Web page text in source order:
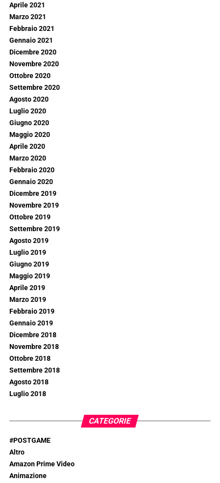
Aprile 2021
Marzo 2021
Febbraio 2021
Gennaio 2021
Dicembre 2020
Novembre 2020
Ottobre 2020
Settembre 2020
Agosto 2020
Luglio 2020
Giugno 2020
Maggio 2020
Aprile 2020
Marzo 2020
Febbraio 2020
Gennaio 2020
Dicembre 2019
Novembre 2019
Ottobre 2019
Settembre 2019
Agosto 2019
Luglio 2019
Giugno 2019
Maggio 2019
Aprile 2019
Marzo 2019
Febbraio 2019
Gennaio 2019
Dicembre 2018
Novembre 2018
Ottobre 2018
Settembre 2018
Agosto 2018
Luglio 2018
CATEGORIE
#POSTGAME
Altro
Amazon Prime Video
Animazione